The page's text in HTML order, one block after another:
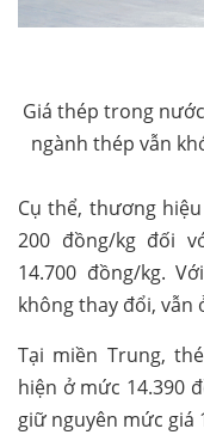
Giá thép trong
ngành thép vẫn
Cụ thể, thương
200 đồng/kg đối
14.700 đồng/kg.
không thay đổi, vẫn
Tại miền Trung,
hiện ở mức 14.390
giữ nguyên mức giá